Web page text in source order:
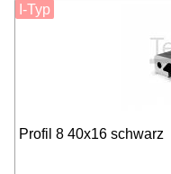
Profil 8 40x16 schwarz
I-Typ